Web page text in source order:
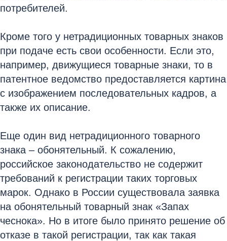
потребителей.
Кроме того у нетрадиционных товарных знаков
при подаче есть свои особенности. Если это,
например, движущиеся товарные знаки, то в
патентное ведомство предоставляется картина
с изображением последовательных кадров, а
также их описание.
Еще один вид нетрадиционного товарного
знака – обонятельный. К сожалению,
российское законодательство не содержит
требований к регистрации таких торговых
марок. Однако в России существовала заявка
на обонятельный товарный знак «Запах
чеснока». Но в итоге было принято решение об
отказе в такой регистрации, так как такая